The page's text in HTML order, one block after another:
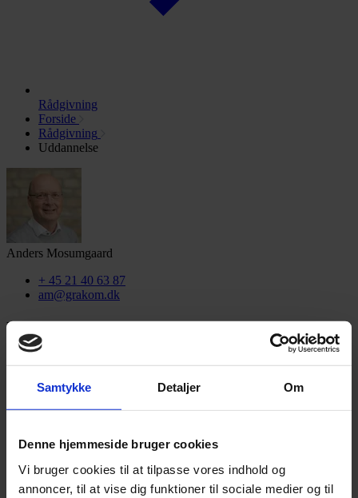
Samtykke Detaljer Om
Denne hjemmeside bruger cookies
Vi bruger cookies til at tilpasse vores indhold og
annoncer, til at vise dig funktioner til sociale medier og til
Rådgivning
Forside
Rådgivning
Uddannelse
Anders Mosumgaard
+ 45 21 40 63 87
am@grakom.dk
Uddannelse
I GRAKOM får du rådgivning om erhvervsuddannelser og
tvivl om regler og vilkår, så er der hjælp at hente hos os. Du får både
generel rådgivning inden for fx mediegrafiker-, grafisk tekniker- og
forlængelse af uddannelsesaftale osv.
Vi rådgiver også om efter- og videreuddannelse samt hvem der kan
gøre brug af de grafiske kompetenceudviklingsfonde.